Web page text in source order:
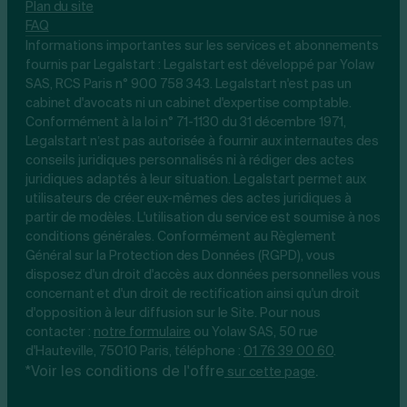
Plan du site
FAQ
Informations importantes sur les services et abonnements
fournis par Legalstart : Legalstart est développé par Yolaw
SAS, RCS Paris n° 900 758 343. Legalstart n'est pas un
cabinet d'avocats ni un cabinet d'expertise comptable.
Conformément à la loi n° 71-1130 du 31 décembre 1971,
Legalstart n’est pas autorisée à fournir aux internautes des
conseils juridiques personnalisés ni à rédiger des actes
juridiques adaptés à leur situation. Legalstart permet aux
utilisateurs de créer eux-mêmes des actes juridiques à
partir de modèles. L'utilisation du service est soumise à nos
conditions générales. Conformément au Règlement
Général sur la Protection des Données (RGPD), vous
disposez d'un droit d'accès aux données personnelles vous
concernant et d'un droit de rectification ainsi qu'un droit
d'opposition à leur diffusion sur le Site. Pour nous
contacter : notre formulaire ou Yolaw SAS, 50 rue
d'Hauteville, 75010 Paris, téléphone : 01 76 39 00 60.
*Voir les conditions de l'offre sur cette page.